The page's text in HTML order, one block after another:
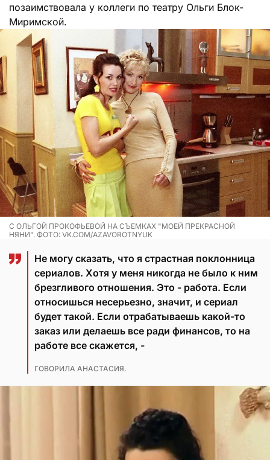
позаимствовала у коллеги по театру Ольги Блок-
Миримской.
С ОЛЬГОЙ ПРОКОФЬЕВОЙ НА СЪЕМКАХ "МОЕЙ ПРЕКРАСНОЙ
НЯНИ". ФОТО: VK.COM/AZAVOROTNYUK
Не могу сказать, что я страстная поклонница
сериалов. Хотя у меня никогда не было к ним
брезгливого отношения. Это - работа. Если
относишься несерьезно, значит, и сериал
будет такой. Если отрабатываешь какой-то
заказ или делаешь все ради финансов, то на
работе все скажется, -
ГОВОРИЛА АНАСТАСИЯ.